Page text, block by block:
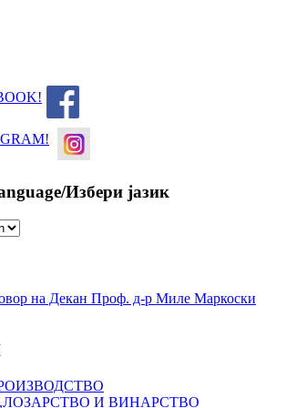
Избери јазик
на Декан Проф. д-р Миле Маркоски
И ВИНАРСТВО